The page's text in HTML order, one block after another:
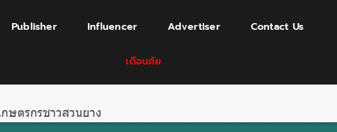
Publisher Influencer Advertiser Contact Us
เตือนภัย